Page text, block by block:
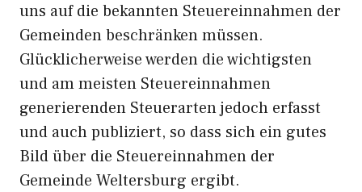
uns auf die bekannten Steuereinnahmen der
Gemeinden beschränken müssen.
Glücklicherweise werden die wichtigsten
und am meisten Steuereinnahmen
generierenden Steuerarten jedoch erfasst
und auch publiziert, so dass sich ein gutes
Bild über die Steuereinnahmen der
Gemeinde Weltersburg ergibt.